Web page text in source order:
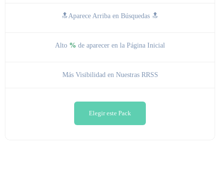
🔝Aparece Arriba en Búsquedas 🔝
Alto % de aparecer en la Página Inicial
Más Visibilidad en Nuestras RRSS
Elegir este Pack